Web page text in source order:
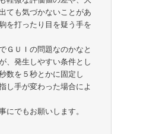
ても気づかないことがあ
を打ったり目を疑う手を
ＧＵＩの問題なのかなと
、発生しやすい条件とし
数を５秒とかに固定し
し手が変わった場合によ
にでもお願いします。